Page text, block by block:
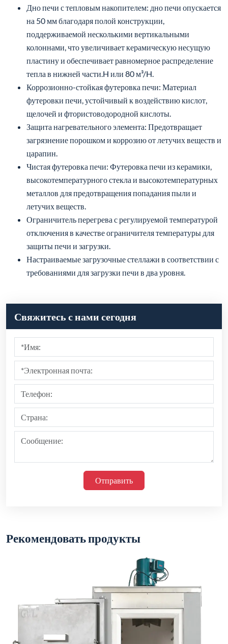
Дно печи с тепловым накопителем: дно печи опускается
на 50 мм благодаря полой конструкции,
поддерживаемой несколькими вертикальными
колоннами, что увеличивает керамическую несущую
пластину и обеспечивает равномерное распределение
тепла в нижней части.H или 80 м³/H.
Коррозионно-стойкая футеровка печи: Материал
футеровки печи, устойчивый к воздействию кислот,
щелочей и фтористоводородной кислоты.
Защита нагревательного элемента: Предотвращает
загрязнение порошком и коррозию от летучих веществ и
царапин.
Чистая футеровка печи: Футеровка печи из керамики,
высокотемпературного стекла и высокотемпературных
металлов для предотвращения попадания пыли и
летучих веществ.
Ограничитель перегрева с регулируемой температурой
отключения в качестве ограничителя температуры для
защиты печи и загрузки.
Настраиваемые загрузочные стеллажи в соответствии с
требованиями для загрузки печи в два уровня.
Свяжитесь с нами сегодня
Отправить
Рекомендовать продукты